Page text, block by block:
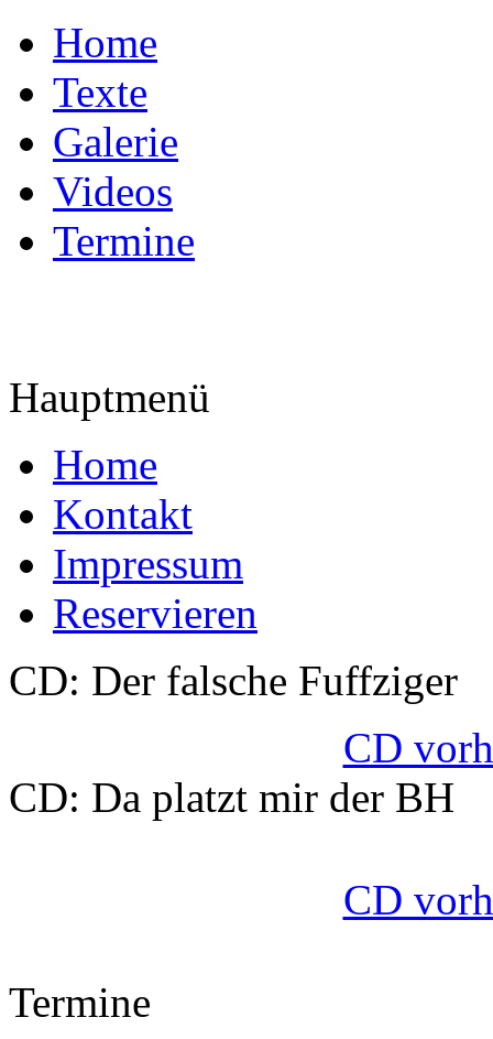
Home
Texte
Galerie
Videos
Termine
Hauptmenü
Home
Kontakt
Impressum
Reservieren
CD: Der falsche Fuffziger
CD
CD: Da platzt mir der BH
CD
Termine